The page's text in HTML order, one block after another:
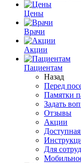
Цены
Врачи
Акции
Пациентам
Назад
Перед
Памятки
Задать
Отзывы
Акции
Доступная
Для